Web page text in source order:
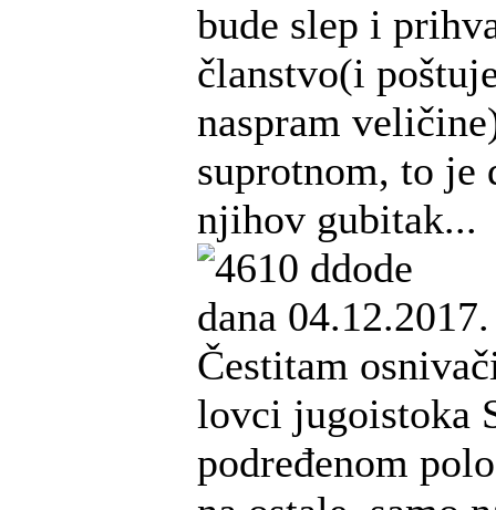
bude slep i
članstvo(i
naspram
suprotnom, to
njihov gubitak...
ddode
dana
Čestitam
lovci jugoistoka
podređenom